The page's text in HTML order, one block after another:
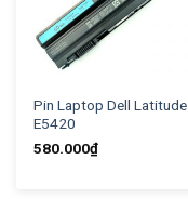
Pin Laptop Dell Latitude
E5420
580.000₫